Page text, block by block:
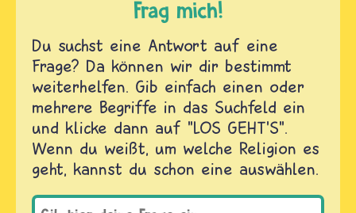
Frag mich!
Du suchst eine Antwort auf eine
Frage? Da können wir dir bestimmt
weiterhelfen. Gib einfach einen oder
mehrere Begriffe in das Suchfeld ein
und klicke dann auf "LOS GEHT'S".
Wenn du weißt, um welche Religion es
geht, kannst du schon eine auswählen.